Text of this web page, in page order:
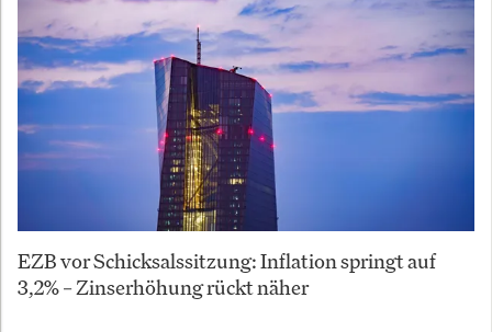
EZB vor Schicksalssitzung: Inflation springt auf
3,2% – Zinserhöhung rückt näher